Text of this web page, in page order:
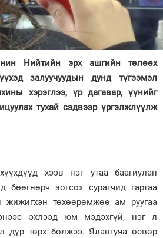
Нийтийн эрх ашгийн төлөөх
залуучуудын дунд түгээмэл
хэрэглээ, үр дагавар, үүнийг
тухай сэдвээр үргэлжлүүлж
хээв нэг утаа баагиулан
бөөгнөрч зогсох сурагчид гартаа
жижигхэн төхөөрөмжөө ам руугаа
эхлээд юм мэдэхгүй, нэг л
дүр төрх болжээ. Ялангуяа өсвөр